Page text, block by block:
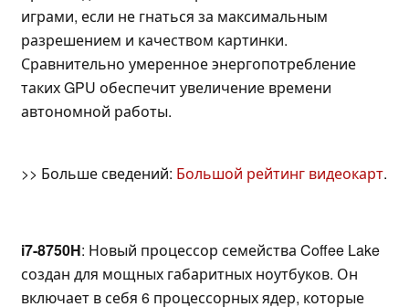
играми, если не гнаться за максимальным
разрешением и качеством картинки.
Сравнительно умеренное энергопотребление
таких GPU обеспечит увеличение времени
автономной работы.
>> Больше сведений: Большой рейтинг видеокарт.
i7-8750H: Новый процессор семейства Coffee Lake
создан для мощных габаритных ноутбуков. Он
включает в себя 6 процессорных ядер, которые